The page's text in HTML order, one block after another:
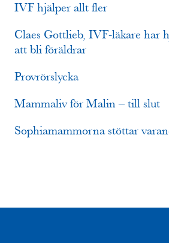
IVF hjälper allt fler
Claes Gottlieb, IVF-läkare har
att bli föräldrar
Provrörslycka
Mammaliv för Malin – till slut
Sophiamammorna stöttar